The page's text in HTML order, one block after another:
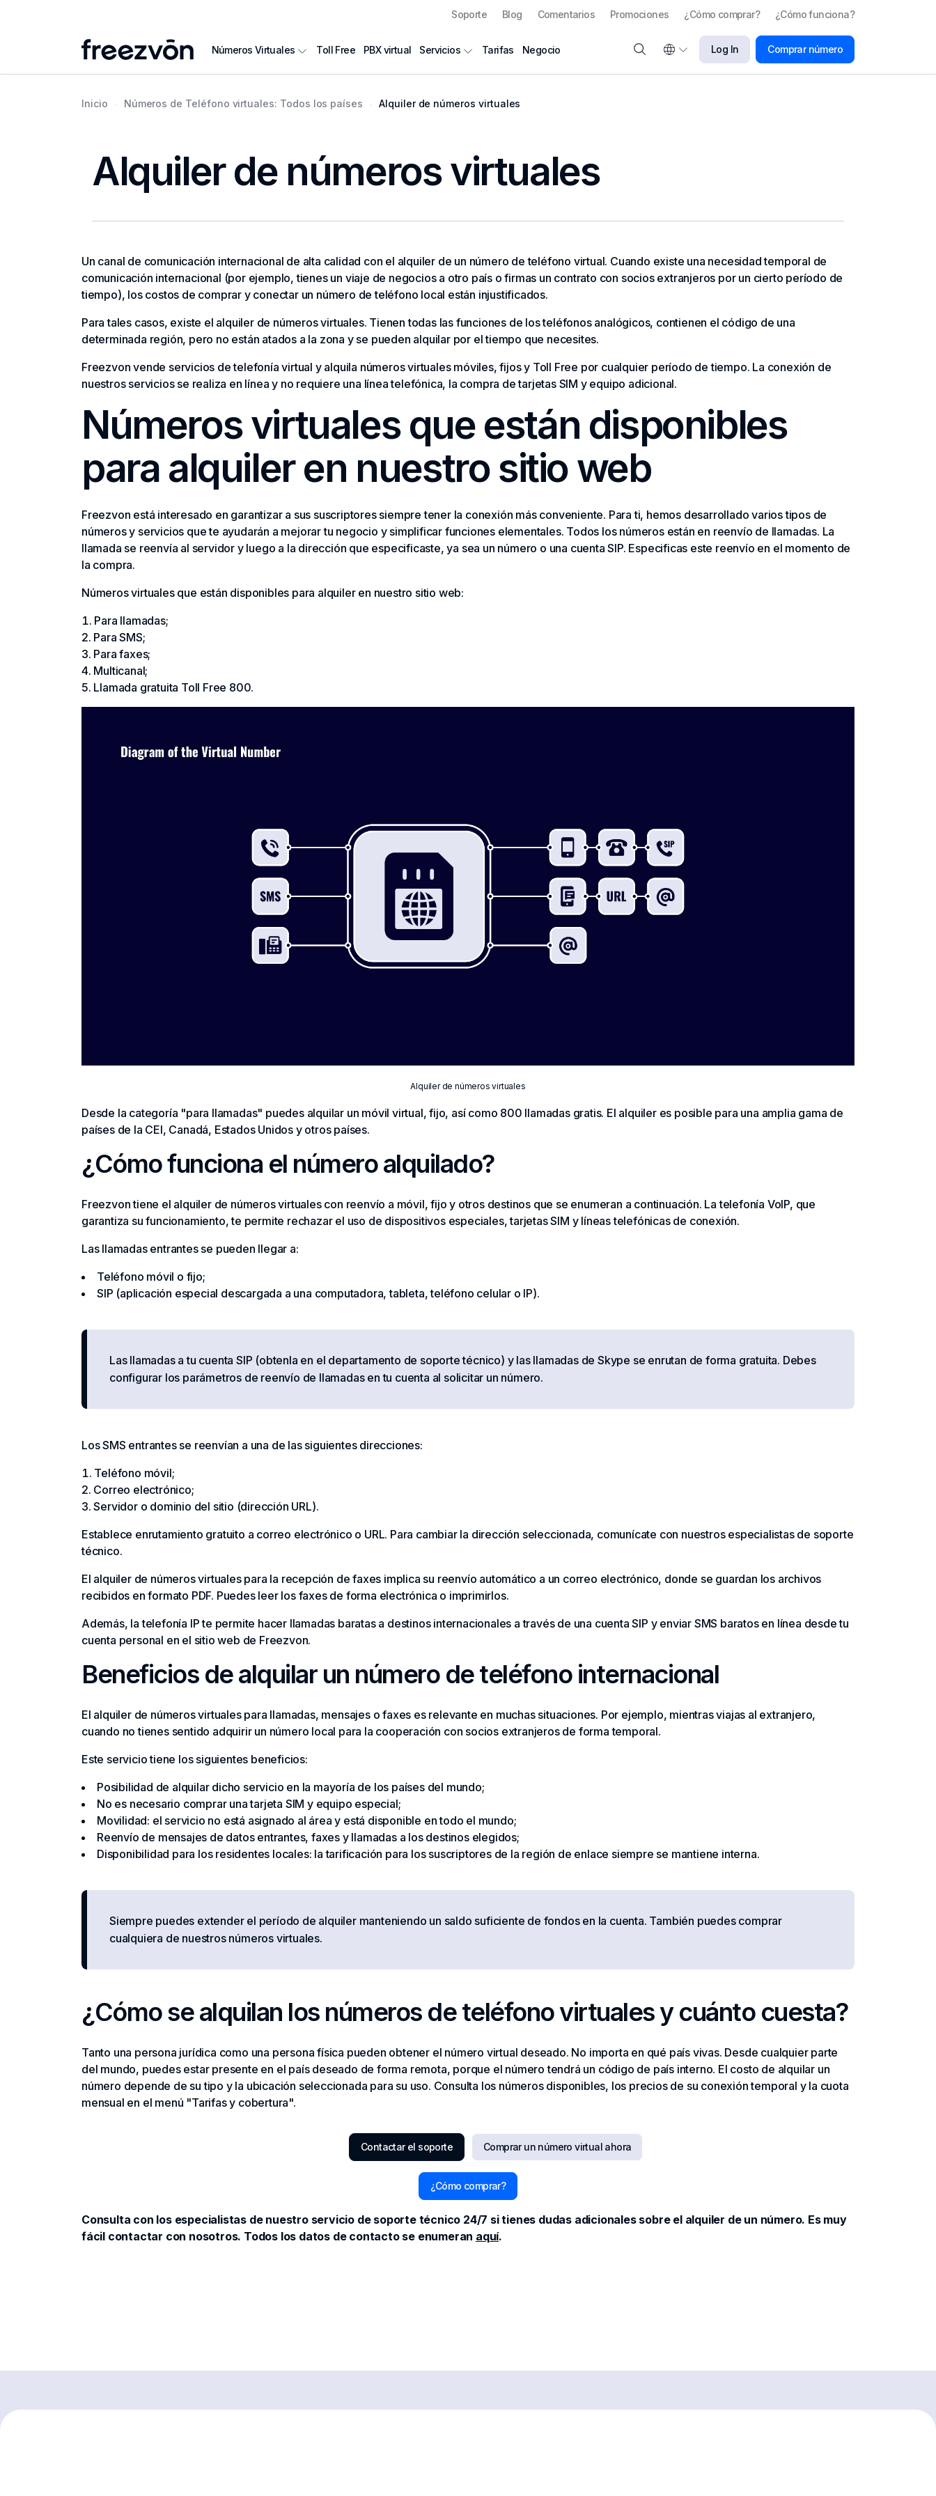
Soporte Blog Comentarios Promociones ¿Cómo comprar? ¿Cómo funciona?
Log In Comprar número
Números Virtuales Toll Free PBX virtual Servicios Tarifas Negocio
Inicio Números de Teléfono virtuales: Todos los países Alquiler de números virtuales
Alquiler de números virtuales
Un canal de comunicación internacional de alta calidad con el alquiler de un número de teléfono virtual. Cuando existe una necesidad temporal de
comunicación internacional (por ejemplo, tienes un viaje de negocios a otro país o firmas un contrato con socios extranjeros por un cierto período de
tiempo), los costos de comprar y conectar un número de teléfono local están injustificados.
Para tales casos, existe el alquiler de números virtuales. Tienen todas las funciones de los teléfonos analógicos, contienen el código de una
determinada región, pero no están atados a la zona y se pueden alquilar por el tiempo que necesites.
Freezvon vende servicios de telefonía virtual y alquila números virtuales móviles, fijos y Toll Free por cualquier período de tiempo. La conexión de
nuestros servicios se realiza en línea y no requiere una línea telefónica, la compra de tarjetas SIM y equipo adicional.
Números virtuales que están disponibles
para alquiler en nuestro sitio web
Freezvon está interesado en garantizar a sus suscriptores siempre tener la conexión más conveniente. Para ti, hemos desarrollado varios tipos de
números y servicios que te ayudarán a mejorar tu negocio y simplificar funciones elementales. Todos los números están en reenvío de llamadas. La
llamada se reenvía al servidor y luego a la dirección que especificaste, ya sea un número o una cuenta SIP. Especificas este reenvío en el momento de
la compra.
Números virtuales que están disponibles para alquiler en nuestro sitio web:
Para llamadas;
Para SMS;
Para faxes;
Multicanal;
Llamada gratuita Toll Free 800.
Alquiler de números virtuales
Desde la categoría "para llamadas" puedes alquilar un móvil virtual, fijo, así como 800 llamadas gratis. El alquiler es posible para una amplia gama de
países de la CEI, Canadá, Estados Unidos y otros países.
¿Cómo funciona el número alquilado?
Freezvon tiene el alquiler de números virtuales con reenvío a móvil, fijo y otros destinos que se enumeran a continuación. La telefonía VoIP, que
garantiza su funcionamiento, te permite rechazar el uso de dispositivos especiales, tarjetas SIM y líneas telefónicas de conexión.
Las llamadas entrantes se pueden llegar a:
Teléfono móvil o fijo;
SIP (aplicación especial descargada a una computadora, tableta, teléfono celular o IP).
Las llamadas a tu cuenta SIP (obtenla en el departamento de soporte técnico) y las llamadas de Skype se enrutan de forma gratuita. Debes
configurar los parámetros de reenvío de llamadas en tu cuenta al solicitar un número.
Los SMS entrantes se reenvían a una de las siguientes direcciones:
Teléfono móvil;
Correo electrónico;
Servidor o dominio del sitio (dirección URL).
Establece enrutamiento gratuito a correo electrónico o URL. Para cambiar la dirección seleccionada, comunícate con nuestros especialistas de soporte
técnico.
El alquiler de números virtuales para la recepción de faxes implica su reenvío automático a un correo electrónico, donde se guardan los archivos
recibidos en formato PDF. Puedes leer los faxes de forma electrónica o imprimirlos.
Además, la telefonía IP te permite hacer llamadas baratas a destinos internacionales a través de una cuenta SIP y enviar SMS baratos en línea desde tu
cuenta personal en el sitio web de Freezvon.
Beneficios de alquilar un número de teléfono internacional
El alquiler de números virtuales para llamadas, mensajes o faxes es relevante en muchas situaciones. Por ejemplo, mientras viajas al extranjero,
cuando no tienes sentido adquirir un número local para la cooperación con socios extranjeros de forma temporal.
Este servicio tiene los siguientes beneficios:
Posibilidad de alquilar dicho servicio en la mayoría de los países del mundo;
No es necesario comprar una tarjeta SIM y equipo especial;
Movilidad: el servicio no está asignado al área y está disponible en todo el mundo;
Reenvío de mensajes de datos entrantes, faxes y llamadas a los destinos elegidos;
Disponibilidad para los residentes locales: la tarificación para los suscriptores de la región de enlace siempre se mantiene interna.
Siempre puedes extender el período de alquiler manteniendo un saldo suficiente de fondos en la cuenta. También puedes comprar
cualquiera de nuestros números virtuales.
¿Cómo se alquilan los números de teléfono virtuales y cuánto cuesta?
Tanto una persona jurídica como una persona física pueden obtener el número virtual deseado. No importa en qué país vivas. Desde cualquier parte
del mundo, puedes estar presente en el país deseado de forma remota, porque el número tendrá un código de país interno. El costo de alquilar un
número depende de su tipo y la ubicación seleccionada para su uso. Consulta los números disponibles, los precios de su conexión temporal y la cuota
mensual en el menú "Tarifas y cobertura".
Contactar el soporte Comprar un número virtual ahora
¿Cómo comprar?
Consulta con los especialistas de nuestro servicio de soporte técnico 24/7 si tienes dudas adicionales sobre el alquiler de un número. Es muy
fácil contactar con nosotros. Todos los datos de contacto se enumeran aquí.